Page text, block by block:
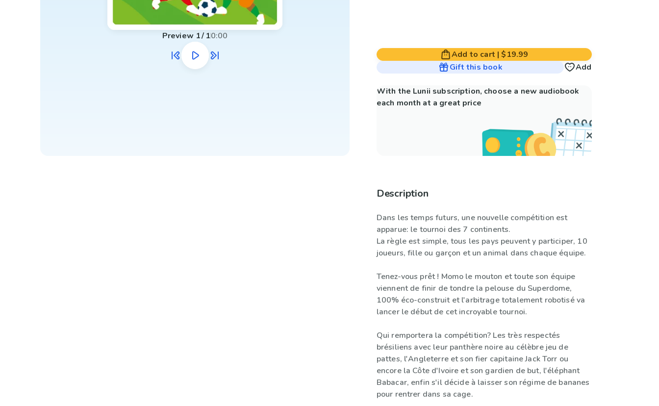
Preview 1/ 10:00
Add to cart |$19.99
Gift this book
Add
With the Lunii subscription, choose a new audiobook
each month at a great price
Description
Dans les temps futurs, une nouvelle compétition est
apparue: le tournoi des 7 continents.
La règle est simple, tous les pays peuvent y participer, 10
joueurs, fille ou garçon et un animal dans chaque équipe.
Tenez-vous prêt ! Momo le mouton et toute son équipe
viennent de finir de tondre la pelouse du Superdome,
100% éco-construit et l'arbitrage totalement robotisé va
lancer le début de cet incroyable tournoi.
Qui remportera la compétition? Les très respectés
brésiliens avec leur panthère noire au célèbre jeu de
pattes, l'Angleterre et son fier capitaine Jack Torr ou
encore la Côte d'Ivoire et son gardien de but, l'éléphant
Babacar, enfin s'il décide à laisser son régime de bananes
pour rentrer dans sa cage.